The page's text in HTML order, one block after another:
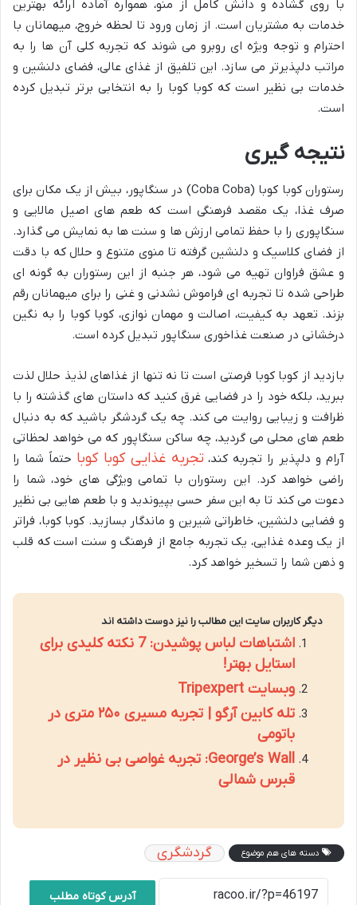
با روی گشاده و دانش کامل از منو، همواره آماده ارائه بهترین
خدمات به مشتریان است. از زمان ورود تا لحظه خروج، میهمانان با
احترام و توجه ویژه ای روبرو می شوند که تجربه کلی آن ها را به
مراتب دلپذیرتر می سازد. این تلفیق از غذای عالی، فضای دلنشین و
خدمات بی نظیر است که کوبا کوبا را به انتخابی برتر تبدیل کرده
است.
نتیجه گیری
رستوران کوبا کوبا (Coba Coba) در سنگاپور، بیش از یک مکان برای
صرف غذا، یک مقصد فرهنگی است که طعم های اصیل مالایی و
سنگاپوری را با حفظ تمامی ارزش ها و سنت ها به نمایش می گذارد.
از فضای کلاسیک و دلنشین گرفته تا منوی متنوع و حلال که با دقت
و عشق فراوان تهیه می شود، هر جنبه از این رستوران به گونه ای
طراحی شده تا تجربه ای فراموش نشدنی و غنی را برای میهمانان رقم
بزند. تعهد به کیفیت، اصالت و مهمان نوازی، کوبا کوبا را به نگین
درخشانی در صنعت غذاخوری سنگاپور تبدیل کرده است.
بازدید از کوبا کوبا فرصتی است تا نه تنها از غذاهای لذیذ حلال لذت
ببرید، بلکه خود را در فضایی غرق کنید که داستان های گذشته را با
ظرافت و زیبایی روایت می کند. چه یک گردشگر باشید که به دنبال
طعم های محلی می گردید، چه ساکن سنگاپور که می خواهد لحظاتی
آرام و دلپذیر را تجربه کند، تجربه غذایی کوبا کوبا حتماً شما را
راضی خواهد کرد. این رستوران با تمامی ویژگی های خود، شما را
دعوت می کند تا به این سفر حسی بپیوندید و با طعم هایی بی نظیر
و فضایی دلنشین، خاطراتی شیرین و ماندگار بسازید. کوبا کوبا، فراتر
از یک وعده غذایی، یک تجربه جامع از فرهنگ و سنت است که قلب
و ذهن شما را تسخیر خواهد کرد.
دیگر کاربران سایت این مطالب را نیز دوست داشته اند
اشتباهات لباس پوشیدن: 7 نکته کلیدی برای
استایل بهتر!
وبسایت Tripexpert
تله کابین آرگو | تجربه مسیری ۲۵۰ متری در
باتومی
George’s Wall: تجربه غواصی بی نظیر در
قبرس شمالی
دسته های هم موضوع گردشگری
آدرس کوتاه مطلب